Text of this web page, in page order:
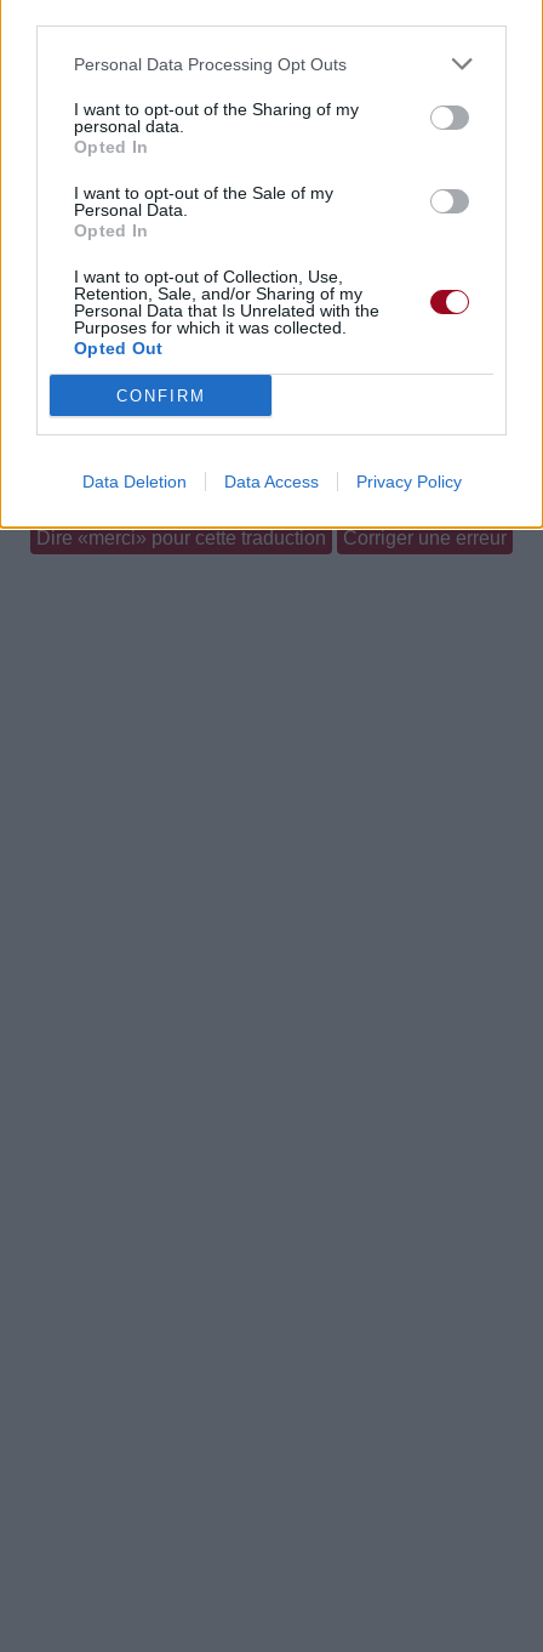
Personal Data Processing Opt Outs
I want to opt-out of the Sharing of my
personal data.
Opted In
I want to opt-out of the Sale of my
Personal Data.
Opted In
I want to opt-out of Collection, Use,
Retention, Sale, and/or Sharing of my
Personal Data that Is Unrelated with the
Purposes for which it was collected.
Opted Out
CONFIRM
Data Deletion Data Access Privacy Policy
⇑
Paroles + Traduction Téléchargement
Vidéos
Commentaires
Voir la vidéo de «The Nightchild»
Paroles + Traduction Téléchargement
Dire «merci» pour cette traduction Corriger une erreur